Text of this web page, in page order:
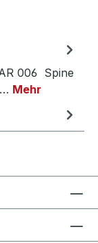
006 Spine
Mehr